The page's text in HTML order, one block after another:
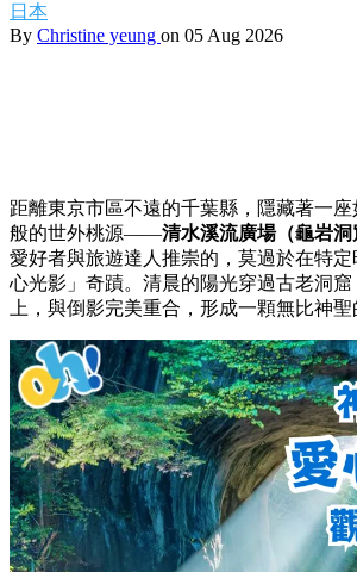
日本
By Christine yeung on 05 Aug 2026
距離東京市區不遠的千葉縣，隱藏著一
般的世外桃源——清水溪流廣場（龜岩洞
愛好者與旅遊達人推崇的，莫過於在特
心光影」奇蹟。清晨的陽光穿過古老洞
上，與倒影完美重合，形成一顆無比神聖